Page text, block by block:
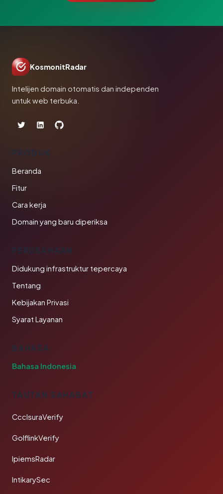
KosmonitRadar
Intelijen domain otomatis dan independen
untuk web terbuka.
PRODUK
Beranda
Fitur
Cara kerja
Domain yang baru diperiksa
PERUSAHAAN
Didukung infrastruktur tepercaya
Tentang
Kebijakan Privasi
Syarat Layanan
BAHASA
Bahasa Indonesia
TAUTAN SAHABAT
CcclsuraVerify
GolflinkVerify
IpiemsRadar
IntikarySec